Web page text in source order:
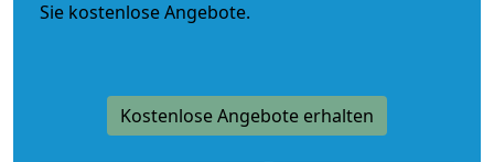
Sie kostenlose Angebote.
Kostenlose Angebote erhalten